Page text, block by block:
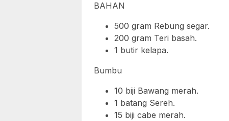
BAHAN
500 gram Rebung segar.
200 gram Teri basah.
1 butir kelapa.
Bumbu
10 biji Bawang merah.
1 batang Sereh.
15 biji cabe merah.